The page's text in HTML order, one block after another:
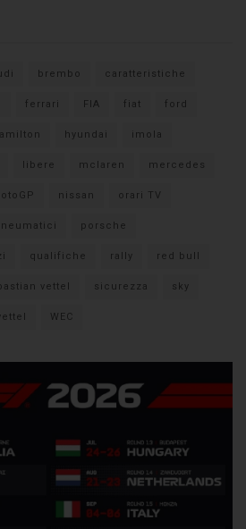
brembo caratteristiche
ferrari FIA fiat ford
hyundai imola
libere mclaren mercedes
nissan orari TV
porsche
qualifiche rally red bull
vettel sicurezza sky
WEC